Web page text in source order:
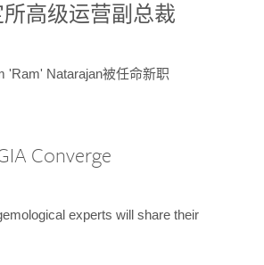
所高级运营副总裁
'Ram' Natarajan被任命新职
Converge
experts will share their